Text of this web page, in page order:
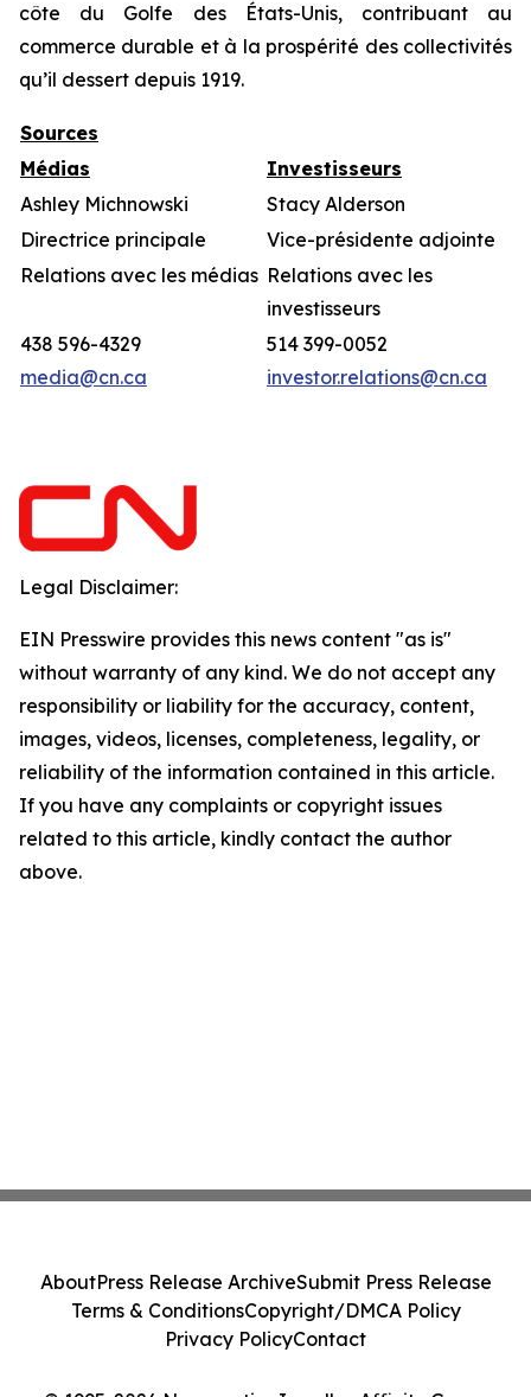
côte du Golfe des États-Unis, contribuant au
commerce durable et à la prospérité des collectivités
qu’il dessert depuis 1919.
Sources
Médias
Investisseurs
Ashley Michnowski
Stacy Alderson
Directrice principale
Vice-présidente adjointe
Relations avec les médias Relations avec les
investisseurs
438 596-4329
media@cn.ca
514 399-0052
investor.relations@cn.ca
Legal Disclaimer:
EIN Presswire provides this news content "as is"
without warranty of any kind. We do not accept any
responsibility or liability for the accuracy, content,
images, videos, licenses, completeness, legality, or
reliability of the information contained in this article.
If you have any complaints or copyright issues
related to this article, kindly contact the author
above.
AboutPress Release ArchiveSubmit Press Release
Terms & ConditionsCopyright/DMCA Policy
Privacy PolicyContact